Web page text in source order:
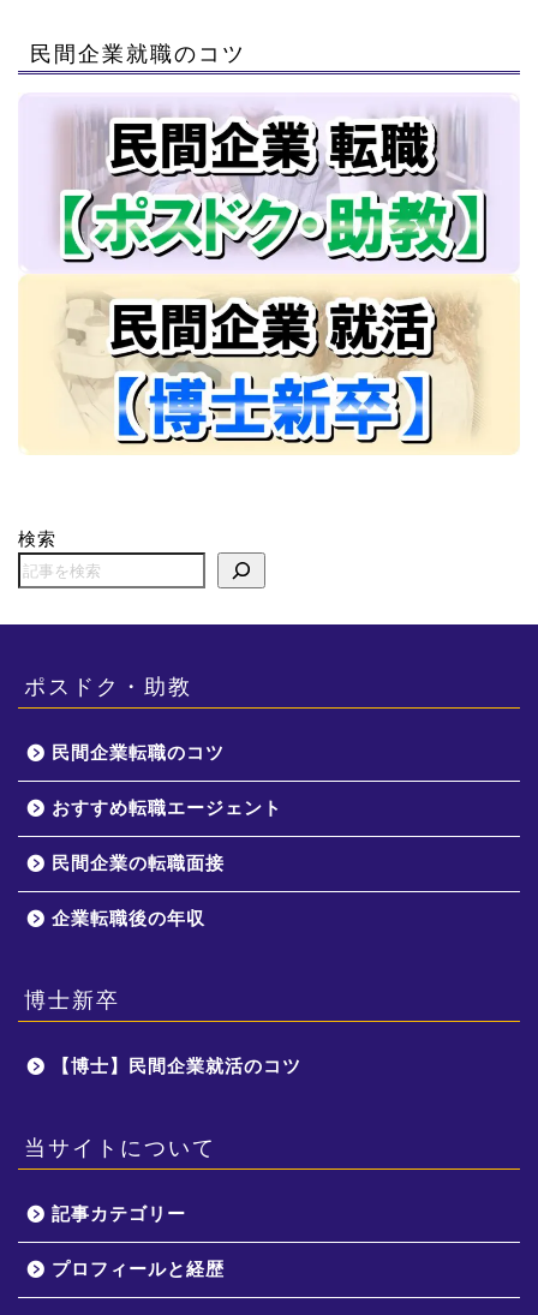
民間企業就職のコツ
検索
ポスドク・助教
民間企業転職のコツ
おすすめ転職エージェント
民間企業の転職面接
企業転職後の年収
博士新卒
【博士】民間企業就活のコツ
当サイトについて
記事カテゴリー
プロフィールと経歴